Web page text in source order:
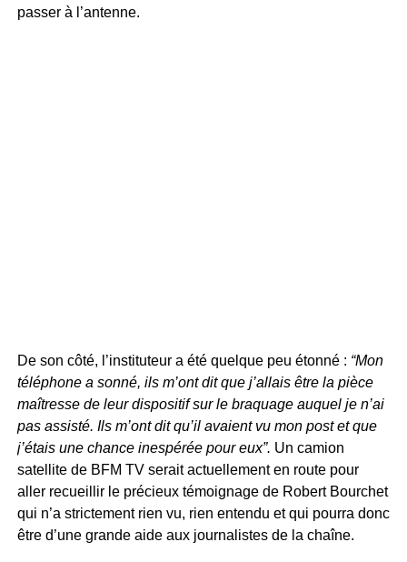
passer à l’antenne.
De son côté, l’instituteur a été quelque peu étonné : “Mon
téléphone a sonné, ils m’ont dit que j’allais être la pièce
maîtresse de leur dispositif sur le braquage auquel je n’ai
pas assisté. Ils m’ont dit qu’il avaient vu mon post et que
j’étais une chance inespérée pour eux”. Un camion
satellite de BFM TV serait actuellement en route pour
aller recueillir le précieux témoignage de Robert Bourchet
qui n’a strictement rien vu, rien entendu et qui pourra donc
être d’une grande aide aux journalistes de la chaîne.